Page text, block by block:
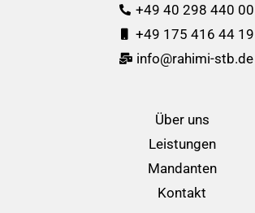
+49 40 298 440 00
+49 175 416 44 19
info@rahimi-stb.de
Über uns
Leistungen
Mandanten
Kontakt